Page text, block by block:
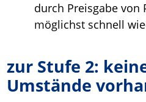
durch Preisgabe von
möglichst schnell
zur Stufe 2:
Umstände